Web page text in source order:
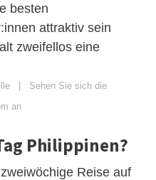
besten
attraktiv sein
zweifellos eine
| Sehen Sie sich die
an
Philippinen?
Reise auf